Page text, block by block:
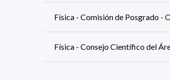
Física - Comisión de Posgrado -
Física - Consejo Científico del